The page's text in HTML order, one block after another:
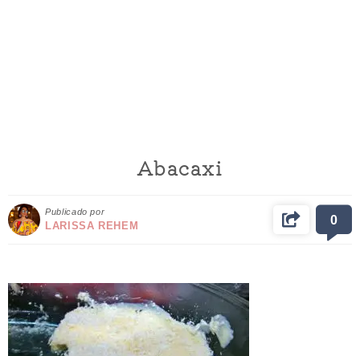
Abacaxi
Publicado por
LARISSA REHEM 0